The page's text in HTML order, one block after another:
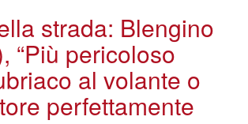
strada: Blengino
“Più pericoloso
al volante o
perfettamente